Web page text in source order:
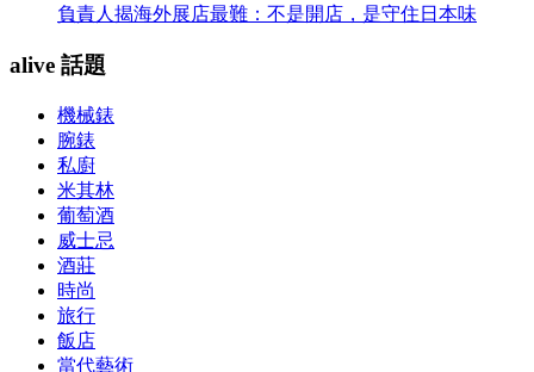
負責人揭海外展店最難：不是開店，是守住日本味
alive 話題
機械錶
腕錶
私廚
米其林
葡萄酒
威士忌
酒莊
時尚
旅行
飯店
當代藝術